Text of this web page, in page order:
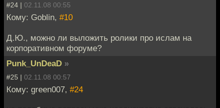
#24 | 02.11.08 00:55
Кому: Goblin, #10
Д.Ю., можно ли выложить ролики про ислам на
корпоративном форуме?
Punk_UnDeaD »
#25 | 02.11.08 00:57
Кому: green007, #24